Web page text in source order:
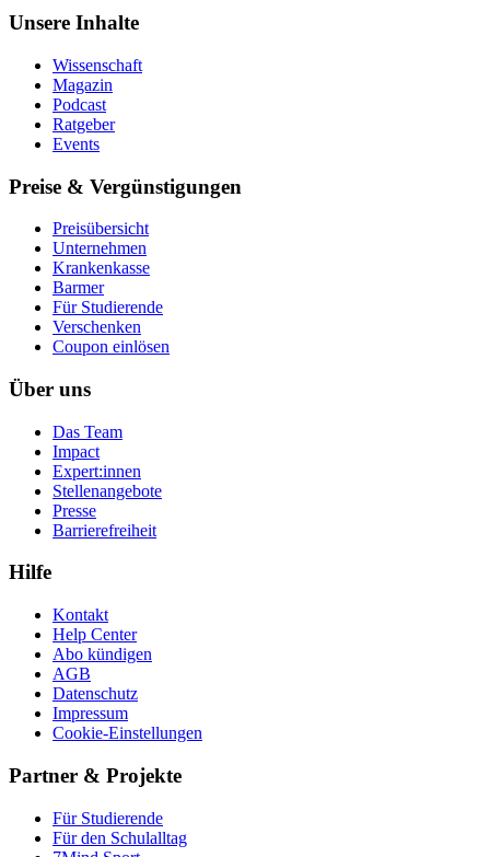
Unsere Inhalte
Wissenschaft
Magazin
Podcast
Ratgeber
Events
Preise & Vergünstigungen
Preisübersicht
Unternehmen
Krankenkasse
Barmer
Für Studierende
Ver­schen­ken
Coupon einlösen
Über uns
Das Team
Impact
Expert:innen
Stellenangebote
Presse
Barrierefreiheit
Hilfe
Kontakt
Help Center
Abo kündigen
AGB
Datenschutz
Impressum
Cookie-Einstellungen
Partner & Projekte
Für Stu­die­rende
Für den Schulalltag